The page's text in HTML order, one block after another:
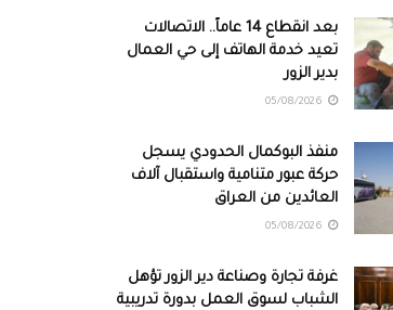
بعد انقطاع 14 عاماً.. الاتصالات
تعيد خدمة الهاتف إلى حي العمال
بدير الزور
منفذ البوكمال الحدودي يسجل
حركة عبور متنامية واستقبال آلاف
العائدين من العراق
غرفة تجارة وصناعة دير الزور تؤهل
الشباب لسوق العمل بدورة تدريبية